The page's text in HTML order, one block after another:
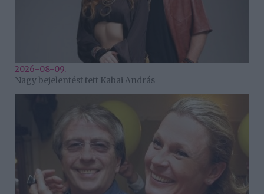
2026-08-09.
Nagy bejelentést tett Kabai András